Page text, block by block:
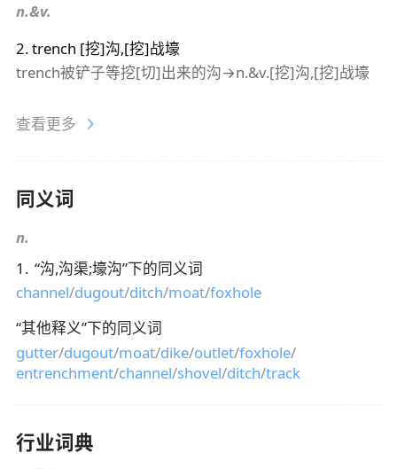
n.&v.
2.trench [挖]沟,[挖]战壕
trench被铲子等挖[切]出来的沟→n.&v.[挖]沟,[挖]战壕
查看更多
同义词
n.
1 . “沟,沟渠;壕沟”下的同义词
channel/dugout/ditch/moat/foxhole
“其他释义”下的同义词
gutter/dugout/moat/dike/outlet/foxhole/
entrenchment/channel/shovel/ditch/track
行业词典